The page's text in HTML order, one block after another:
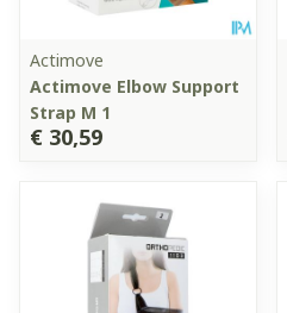
Actimove
Actimove Elbow Support
Strap M 1
€ 30,59